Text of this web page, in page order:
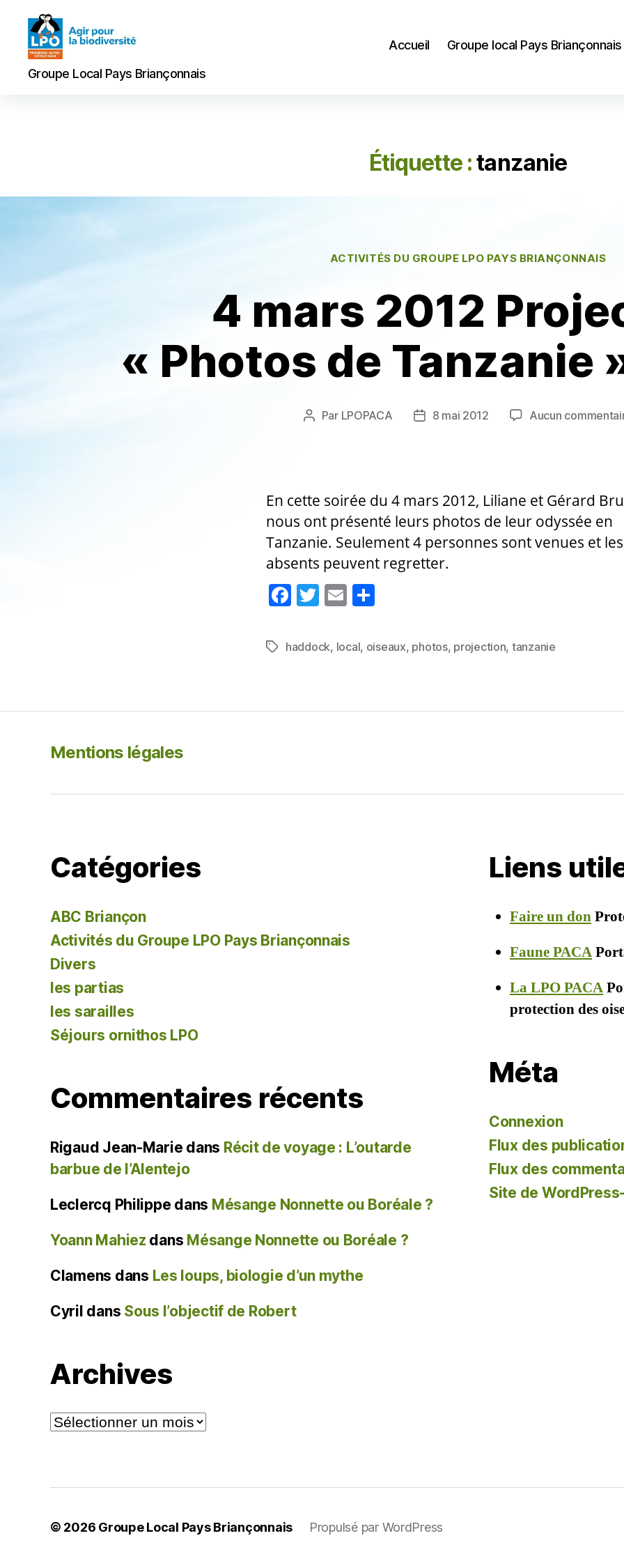
Groupe
Local
Groupe Local Pays Briançonnais
Accueil Groupe local Pays Briançonnais
Étiquette :tanzanie
Catégories
ACTIVITÉS DU GROUPE LPO PAYS BRIANÇONNAIS
4 mars 2012
« Photos de Tanzanie
Auteur
Par LPOPACA
Date8 mai 2012 Aucun
En cette soirée du 4 mars 2012, Liliane et Gérard
nous ont présenté leurs photos de leur odyssée en
Tanzanie. Seulement 4 personnes sont venues et les
absents peuvent regretter.
F
c
o
T
itt
er
E
ai rt
er
Étiquettes
haddock, local, oiseaux, photos, projection, tanzanie
Mentions légales
Catégories
ABC Briançon
Activités du Groupe LPO Pays Briançonnais
Divers
les partias
les sarailles
Séjours ornithos LPO
Commentaires récents
Rigaud Jean-Marie dans Récit de voyage : L’outarde
barbue de l’Alentejo
Leclercq Philippe dans Mésange Nonnette ou Boréale ?
Yoann Mahiez dans Mésange Nonnette ou Boréale ?
Clamens dans Les loups, biologie d’un mythe
Cyril dans Sous l’objectif de Robert
Archives
Archives
Liens
Faire un don
Faune PACA
La LPO PACA
protection des
Méta
Connexion
Flux des
Flux des
Site de
© 2026 Groupe Local Pays Briançonnais Propulsé par WordPress